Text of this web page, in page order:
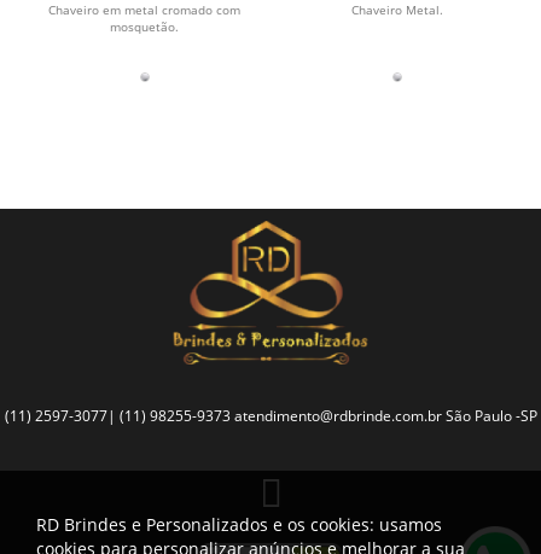
Chaveiro em metal cromado com
mosquetão.
Chaveiro Metal.
(11) 2597-3077| (11) 98255-9373 atendimento@rdbrinde.com.br São Paulo -SP
RD Brindes e Personalizados e os cookies: usamos
cookies para personalizar anúncios e melhorar a sua